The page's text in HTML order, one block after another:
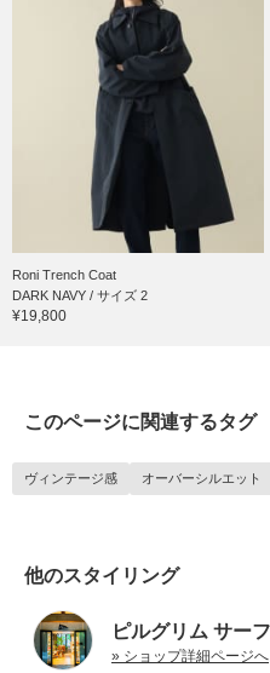
Roni Trench Coat
DARK NAVY / サイズ 2
¥19,800
このページに関連するタグ
ヴィンテージ感 オーバーシルエット
他のスタイリング
ピルグリム サー
» ショップ詳細ページへ